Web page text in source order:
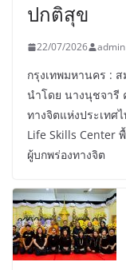
ปกติสุข
22/07/2026 admin
กรุงเทพมหานคร :
นำโดย นางนุชจารี
ทางจิตแห่งประเทศ
Life Skills Center
ผู้บกพร่องทางจิต